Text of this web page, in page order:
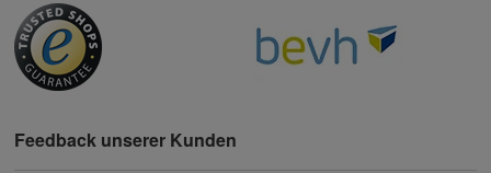
Feedback unserer Kunden